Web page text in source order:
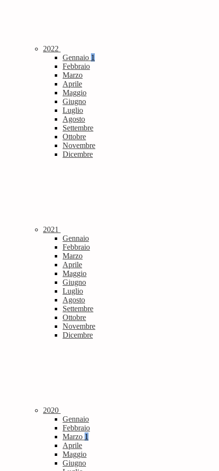
2022
Gennaio 1
Febbraio
Marzo
Aprile
Maggio
Giugno
Luglio
Agosto
Settembre
Ottobre
Novembre
Dicembre
2021
Gennaio
Febbraio
Marzo
Aprile
Maggio
Giugno
Luglio
Agosto
Settembre
Ottobre
Novembre
Dicembre
2020
Gennaio
Febbraio
Marzo 1
Aprile
Maggio
Giugno